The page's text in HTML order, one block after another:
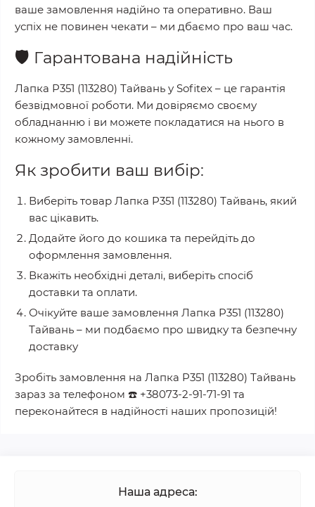
ваше замовлення надійно та оперативно. Ваш
успіх не повинен чекати – ми дбаємо про ваш час.
🛡️ Гарантована надійність
Лапка P351 (113280) Тайвань у Sofitex – це гарантія
безвідмовної роботи. Ми довіряємо своєму
обладнанню і ви можете покладатися на нього в
кожному замовленні.
Як зробити ваш вибір:
Виберіть товар Лапка P351 (113280) Тайвань, який
вас цікавить.
Додайте його до кошика та перейдіть до
оформлення замовлення.
Вкажіть необхідні деталі, виберіть спосіб
доставки та оплати.
Очікуйте ваше замовлення Лапка P351 (113280)
Тайвань – ми подбаємо про швидку та безпечну
доставку
Зробіть замовлення на Лапка P351 (113280) Тайвань
зараз за телефоном ☎️ +38073-2-91-71-91 та
переконайтеся в надійності наших пропозицій!
Наша адреса: